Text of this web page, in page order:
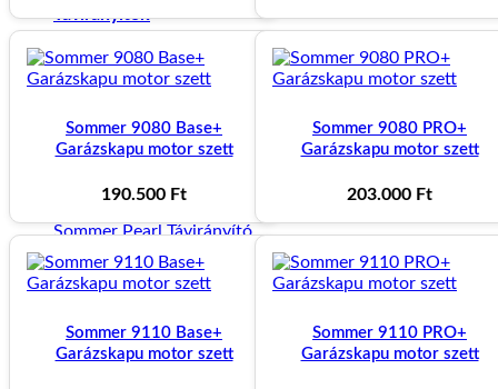
Távirányítók
MOTORLINE TÁVIRÁNYÍTÓK
Sommer Pearl Távirányító
10.500Ft
Motorline FALK távirányító fekete
159.990 Ft
-
180.990 Ft
Sommer 9080 Base+
Garázskapu motor szett
190.500 Ft
Sommer 9080 PRO+
Garázskapu motor szett
203.000 Ft
Sommer 9110 Base+
Garázskapu motor szett
Sommer 9110 PRO+
Garázskapu motor szett